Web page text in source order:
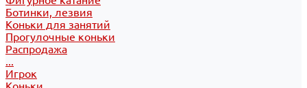
Ботинки, лезвия
Коньки для занятий
Прогулочные коньки
Распродажа
...
Игрок